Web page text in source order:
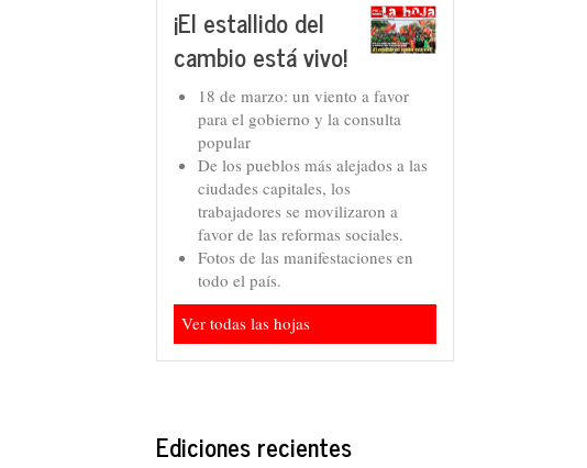
¡El estallido del
cambio está vivo!
18 de marzo: un viento a favor
para el gobierno y la consulta
popular
De los pueblos más alejados a las
ciudades capitales, los
trabajadores se movilizaron a
favor de las reformas sociales.
Fotos de las manifestaciones en
todo el país.
Ver todas las hojas
Ediciones recientes